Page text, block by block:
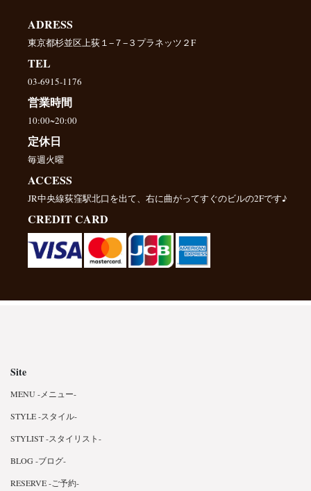
ADRESS
東京都杉並区上荻１−７−３プラネッツ２F
TEL
03-6915-1176
営業時間
10:00~20:00
定休日
毎週火曜
ACCESS
JR中央線荻窪駅北口を出て、右に曲がってすぐのビルの2Fです♪
CREDIT CARD
Site
MENU -メニュー-
STYLE -スタイル-
STYLIST -スタイリスト-
BLOG -ブログ-
RESERVE -ご予約-